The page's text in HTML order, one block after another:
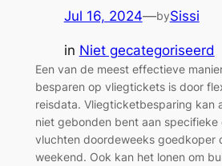
Jul 16, 2024—bySissi
in Niet gecategoriseerd
Een van de meest effectieve
besparen op vliegtickets is door
reisdata. Vliegticketbesparing kan
niet gebonden bent aan specifieke
vluchten doordeweeks goedkoper
weekend. Ook kan het lonen om